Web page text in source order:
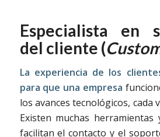
Especialista en
del cliente (
La experiencia de los
para que una empresa
los avances tecnológicos, cada
Existen muchas
facilitan el contacto y el